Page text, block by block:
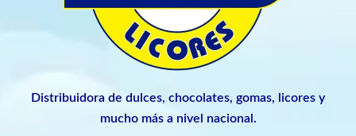
Distribuidora de dulces, chocolates, gomas, licores y
mucho más a nivel nacional.